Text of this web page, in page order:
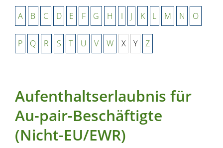
A B C D E F G H I J K L M N O
P Q R S T U V W X Y Z
Aufenthaltserlaubnis für
Au-pair-Beschäftigte
(Nicht-EU/EWR)